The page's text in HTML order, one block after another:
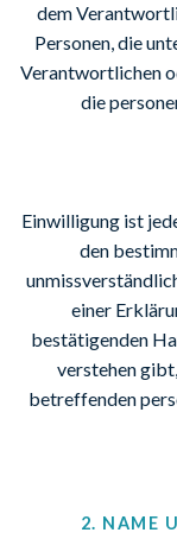
dem
Personen, die
Verantwortlichen
die
Einwilligung ist
den
einer
bestätigenden
verstehen
betreffenden
2. NAME